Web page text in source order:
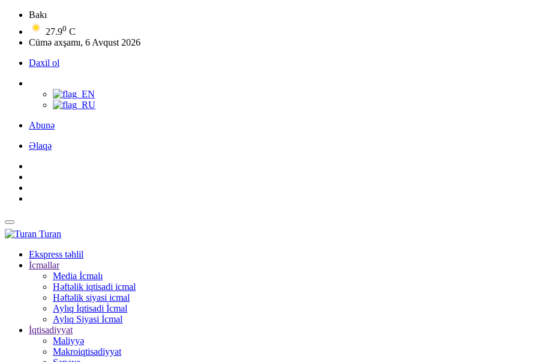
Bakı
27.90 C
Cümə axşamı, 6 Avqust 2026
Daxil ol
Abunə
Əlaqə
Turan
Ekspress təhlil
İcmallar
Media İcmalı
Həftəlik iqtisadi icmal
Həftəlik siyasi icmal
Aylıq İqtisadi İcmal
Aylıq Siyasi İcmal
İqtisadiyyat
Maliyyə
Makroiqtisadiyyat